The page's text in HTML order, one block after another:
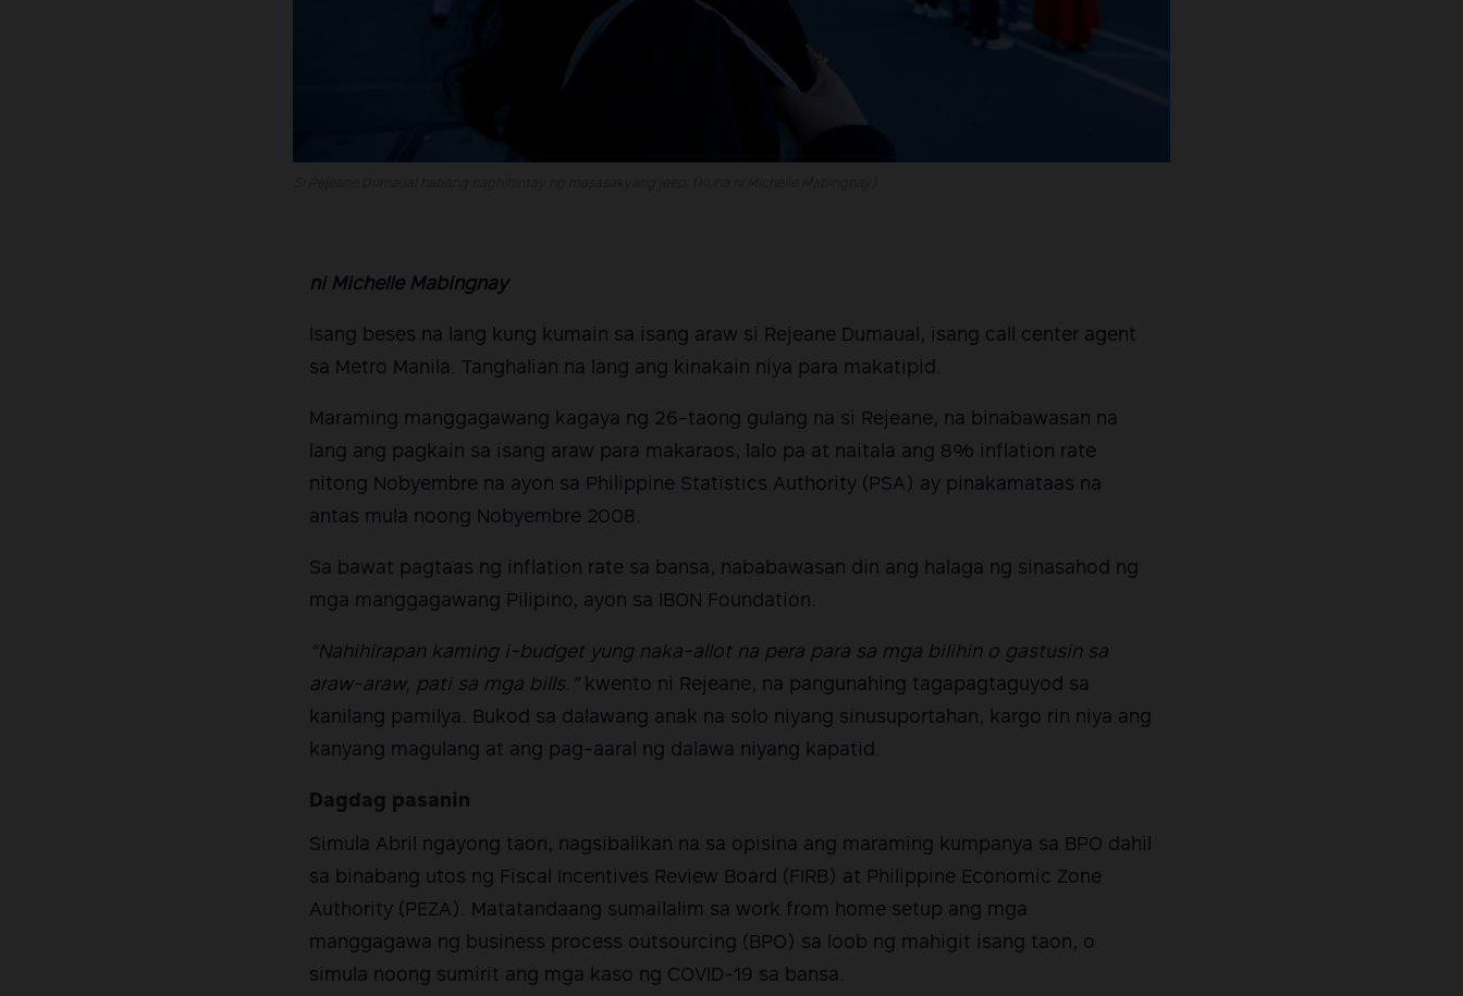
ni Michelle Mabingnay
Isang beses na lang kung kumain sa isang araw si Rejeane Dumaual, isang call center agent
sa Metro Manila. Tanghalian na lang ang kinakain niya para makatipid.
Maraming manggagawang kagaya ng 26-taong gulang na si Rejeane, na binabawasan na
lang ang pagkain sa isang araw para makaraos, lalo pa at naitala ang 8% inflation rate
nitong Nobyembre na ayon sa Philippine Statistics Authority (PSA) ay pinakamataas na
antas mula noong Nobyembre 2008.
Sa bawat pagtaas ng inflation rate sa bansa, nababawasan din ang halaga ng sinasahod ng
mga manggagawang Pilipino, ayon sa IBON Foundation.
“Nahihirapan kaming i-budget yung naka-allot na pera para sa mga bilihin o gastusin sa
araw-araw, pati sa mga bills.” kwento ni Rejeane, na pangunahing tagapagtaguyod sa
kanilang pamilya. Bukod sa dalawang anak na solo niyang sinusuportahan, kargo rin niya ang
kanyang magulang at ang pag-aaral ng dalawa niyang kapatid.
Dagdag pasanin
Simula Abril ngayong taon, nagsibalikan na sa opisina ang maraming kumpanya sa BPO dahil
sa binabang utos ng Fiscal Incentives Review Board (FIRB) at Philippine Economic Zone
Authority (PEZA). Matatandaang sumailalim sa work from home setup ang mga
manggagawa ng business process outsourcing (BPO) sa loob ng mahigit isang taon, o
simula noong sumirit ang mga kaso ng COVID-19 sa bansa.